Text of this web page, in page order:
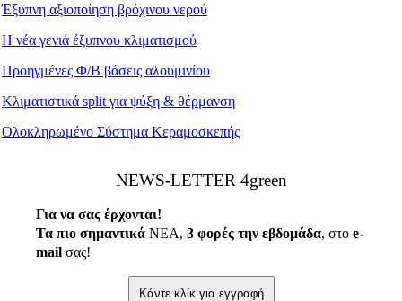
Έξυπνη αξιοποίηση βρόχινου νερού
Η νέα γενιά έξυπνου κλιματισμού
Προηγμένες Φ/Β βάσεις αλουμινίου
Κλιματιστικά split για ψύξη & θέρμανση
Ολοκληρωμένο Σύστημα Κεραμοσκεπής
ΝEWS-LETTER 4green
Για να σας έρχονται!
Τα πιο σημαντικά ΝΕΑ, 3 φορές την εβδομάδα, στο e-
mail σας!
Κάντε κλίκ για εγγραφή